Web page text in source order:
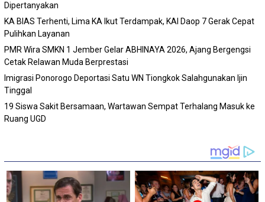
Dipertanyakan
KA BIAS Terhenti, Lima KA Ikut Terdampak, KAI Daop 7 Gerak Cepat
Pulihkan Layanan
PMR Wira SMKN 1 Jember Gelar ABHINAYA 2026, Ajang Bergengsi
Cetak Relawan Muda Berprestasi
Imigrasi Ponorogo Deportasi Satu WN Tiongkok Salahgunakan Ijin
Tinggal
19 Siswa Sakit Bersamaan, Wartawan Sempat Terhalang Masuk ke
Ruang UGD